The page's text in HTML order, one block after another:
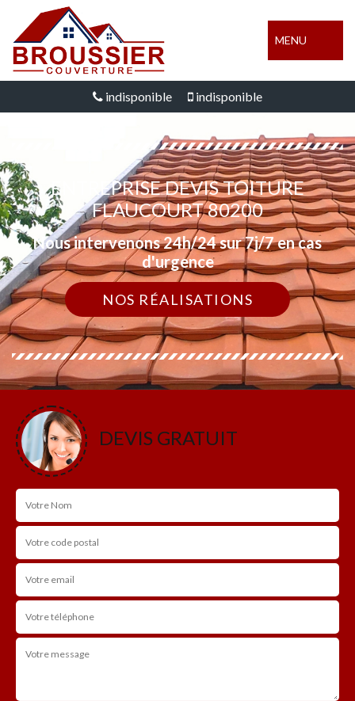
MENU
indisponible indisponible
ENTREPRISE DEVIS TOITURE
FLAUCOURT 80200
Nous intervenons 24h/24 sur 7j/7 en cas
d'urgence
NOS RÉALISATIONS
DEVIS GRATUIT